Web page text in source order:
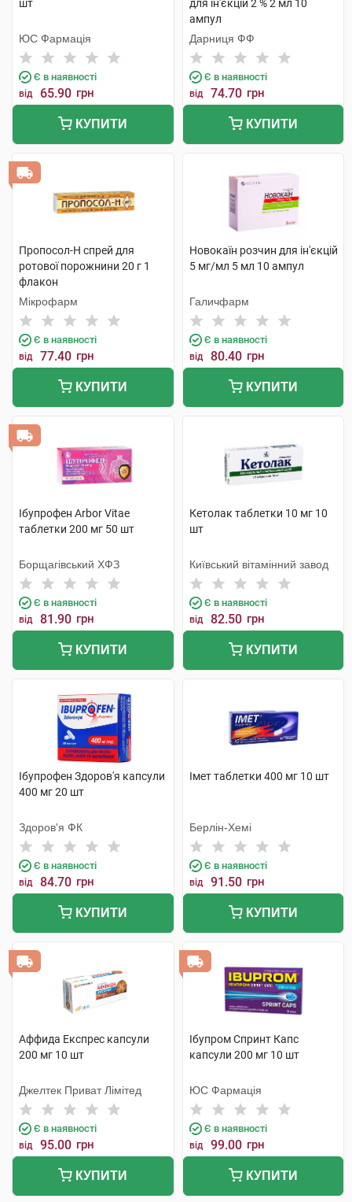
шт
ЮС Фармація
Є в наявності
від 65.90 грн
КУПИТИ
для ін'єкцій 2 % 2 мл 10
ампул
Дарниця ФФ
Є в наявності
від 74.70 грн
КУПИТИ
Пропосол-Н спрей для
ротової порожнини 20 г 1
флакон
Мікрофарм
Є в наявності
від 77.40 грн
КУПИТИ
Новокаїн розчин для ін'єкцій
5 мг/мл 5 мл 10 ампул
Галичфарм
Є в наявності
від 80.40 грн
КУПИТИ
Ібупрофен Arbor Vitae
таблетки 200 мг 50 шт
Борщагівський ХФЗ
Є в наявності
від 81.90 грн
КУПИТИ
Кетолак таблетки 10 мг 10
шт
Київський вітамінний завод
Є в наявності
від 82.50 грн
КУПИТИ
Ібупрофен Здоров'я капсули
400 мг 20 шт
Здоров'я ФК
Є в наявності
від 84.70 грн
КУПИТИ
Імет таблетки 400 мг 10 шт
Берлін-Хемі
Є в наявності
від 91.50 грн
КУПИТИ
Аффида Експрес капсули
200 мг 10 шт
Джелтек Приват Лімітед
Є в наявності
від 95.00 грн
КУПИТИ
Ібупром Спринт Капс
капсули 200 мг 10 шт
ЮС Фармація
Є в наявності
від 99.00 грн
КУПИТИ